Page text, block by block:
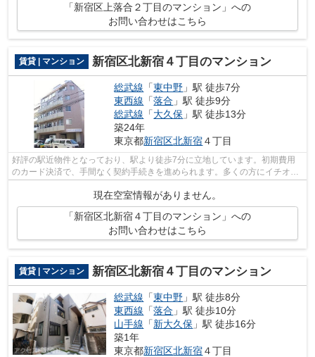
「新宿区上落合２丁目のマンション」への
お問い合わせはこちら
賃貸 | マンション 新宿区北新宿４丁目のマンション
総武線 「東中野 」駅 徒歩7分
東西線 「落合 」駅 徒歩9分
総武線 「大久保 」駅 徒歩13分
築24年
東京都新宿区北新宿４丁目
好評の駅近物件となっており、駅より徒歩7分に立地しています。初期費用
のカード決済で、手間なく契約手続きを進められます。多くの方にイチオシ
現在空室情報がありません。
「新宿区北新宿４丁目のマンション」への
お問い合わせはこちら
賃貸 | マンション 新宿区北新宿４丁目のマンション
総武線 「東中野 」駅 徒歩8分
東西線 「落合 」駅 徒歩10分
山手線 「新大久保 」駅 徒歩16分
築1年
東京都新宿区北新宿４丁目